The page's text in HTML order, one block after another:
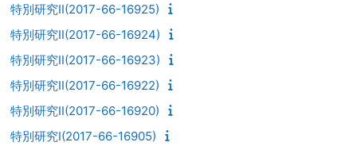
特別研究II(2017-66-16925)
特別研究II(2017-66-16924)
特別研究II(2017-66-16923)
特別研究II(2017-66-16922)
特別研究II(2017-66-16920)
特別研究I(2017-66-16905)